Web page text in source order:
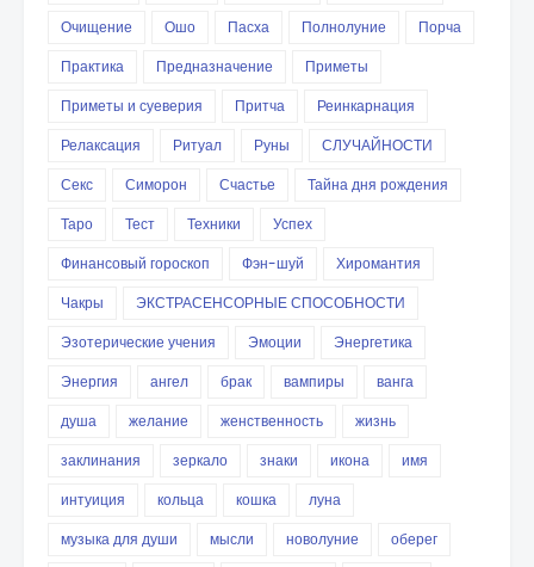
Очищение
Ошо Пасха Полнолуние
Порча
Практика
Предназначение
Приметы
Приметы и суеверия
Притча
Реинкарнация
Релаксация
Ритуал Руны
СЛУЧАЙНОСТИ
Секс
Симорон Счастье
Тайна дня рождения
Таро
Тест Техники
Успех
Финансовый гороскоп
Фэн-шуй
Хиромантия
Чакры
ЭКСТРАСЕНСОРНЫЕ СПОСОБНОСТИ
Эзотерические учения
Эмоции
Энергетика
Энергия
ангел брак вампиры
ванга
душа
желание женственность
жизнь
заклинания
зеркало знаки икона
имя
интуиция
кольца кошка
луна
музыка для души
мысли новолуние
оберег